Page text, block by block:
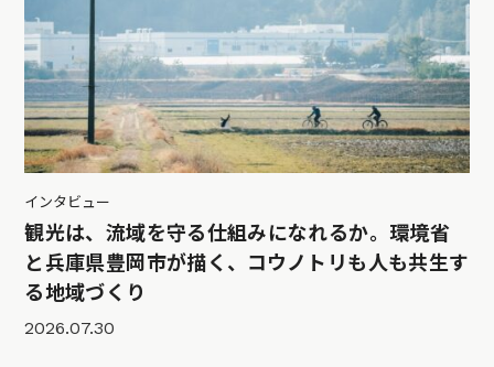
インタビュー
観光は、流域を守る仕組みになれるか。環境省
と兵庫県豊岡市が描く、コウノトリも人も共生す
る地域づくり
2026.07.30